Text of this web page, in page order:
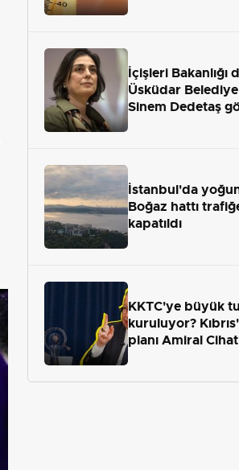
İçişleri Bakanlığı
Üsküdar Belediye
Sinem Dedetaş
İstanbul'da
Boğaz hattı
kapatıldı
KKTC'ye büyük
kuruluyor?
planı Amiral